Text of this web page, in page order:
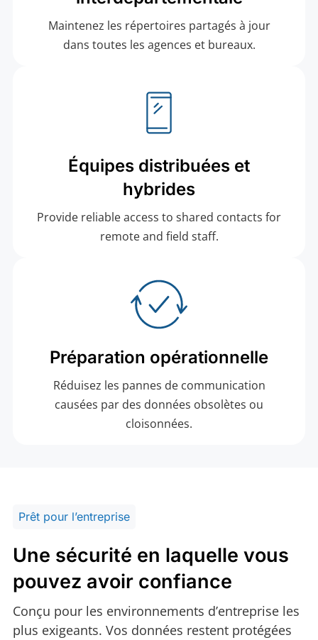
Maintenez les répertoires partagés à jour
dans toutes les agences et bureaux.
Équipes distribuées et
hybrides
Provide reliable access to shared contacts for
remote and field staff.
Préparation opérationnelle
Réduisez les pannes de communication
causées par des données obsolètes ou
cloisonnées.
Prêt pour l’entreprise
Une sécurité en laquelle vous
pouvez avoir confiance
Conçu pour les environnements d’entreprise les
plus exigeants. Vos données restent protégées